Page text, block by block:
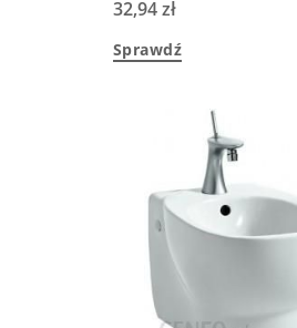
32,94zł
Sprawdź